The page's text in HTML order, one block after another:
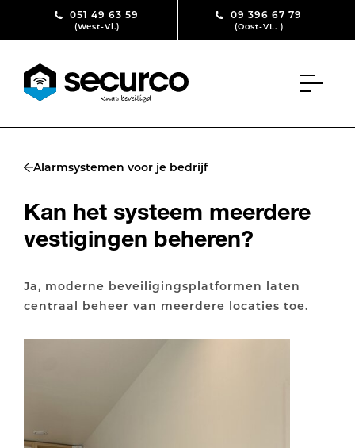
Skip to content051 49 63 59
(West-Vl.)
09 396 67 79
(Oost-VL. )
Alarmsystemen voor je bedrijf
Kan het systeem meerdere
vestigingen beheren?
Ja, moderne beveiligingsplatformen laten
centraal beheer van meerdere locaties toe.